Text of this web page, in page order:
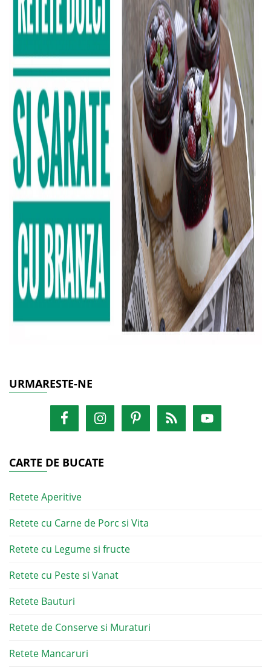
URMARESTE-NE
CARTE DE BUCATE
Retete Aperitive
Retete cu Carne de Porc si Vita
Retete cu Legume si fructe
Retete cu Peste si Vanat
Retete Bauturi
Retete de Conserve si Muraturi
Retete Mancaruri